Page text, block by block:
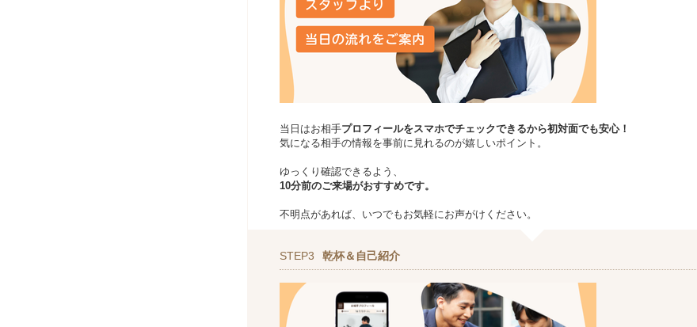
当日はお相手プロフィールをスマホでチェックできるから初対面でも安心！
気になる相手の情報を事前に見れるのが嬉しいポイント。
ゆっくり確認できるよう、
10分前のご来場がおすすめです。
不明点があれば、いつでもお気軽にお声がけください。
STEP3 乾杯＆自己紹介